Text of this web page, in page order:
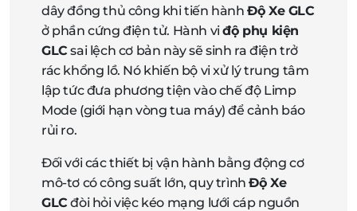
dây đồng thủ công khi tiến hànhĐộ Xe GLC
ở phần cứng điện tử. Hành viđộ phụ kiện
GLC sai lệch cơ bản này sẽ sinh ra điện trở
rác khổng lồ. Nó khiến bộ vi xử lý trung tâm
lập tức đưa phương tiện vào chế độ Limp
Mode (giới hạn vòng tua máy) để cảnh báo
rủi ro.
Đối với các thiết bị vận hành bằng động cơ
mô-tơ có công suất lớn, quy trìnhĐộ Xe
GLC đòi hỏi việc kéo mạng lưới cáp nguồn